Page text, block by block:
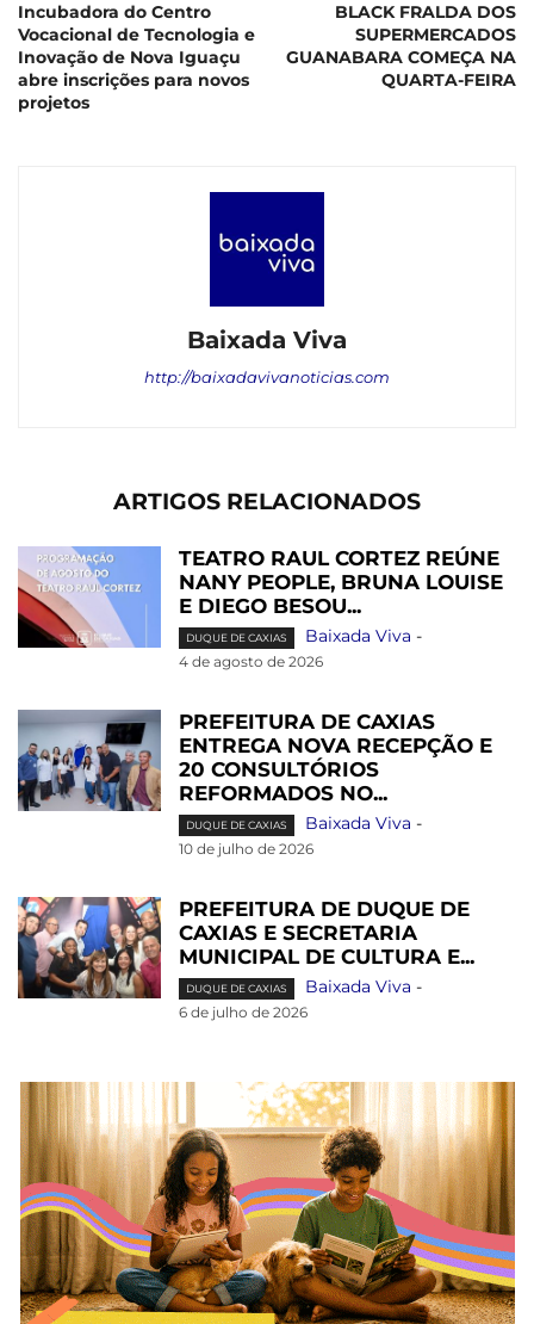
Incubadora do Centro
Vocacional de Tecnologia e
Inovação de Nova Iguaçu
abre inscrições para novos
projetos
BLACK FRALDA DOS
SUPERMERCADOS
GUANABARA COMEÇA NA
QUARTA-FEIRA
Baixada Viva
http://baixadavivanoticias.com
ARTIGOS RELACIONADOS
TEATRO RAUL CORTEZ REÚNE
NANY PEOPLE, BRUNA LOUISE
E DIEGO BESOU...
DUQUE DE CAXIAS Baixada Viva -
4 de agosto de 2026
PREFEITURA DE CAXIAS
ENTREGA NOVA RECEPÇÃO E
20 CONSULTÓRIOS
REFORMADOS NO...
DUQUE DE CAXIAS Baixada Viva -
10 de julho de 2026
PREFEITURA DE DUQUE DE
CAXIAS E SECRETARIA
MUNICIPAL DE CULTURA E...
DUQUE DE CAXIAS Baixada Viva -
6 de julho de 2026